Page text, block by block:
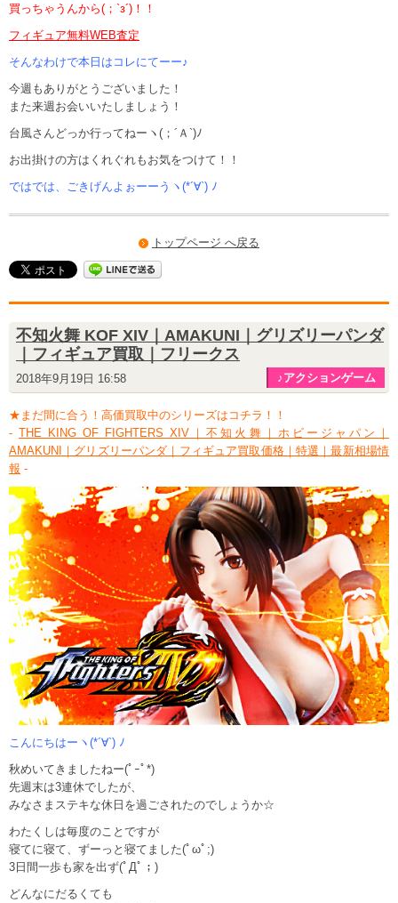
買っちゃうんから(；`з´)！！
フィギュア無料WEB査定
そんなわけで本日はコレにてーー♪
今週もありがとうございました！
また来週お会いいたしましょう！
台風さんどっか行ってねーヽ(；´Ａ`)ﾉ
お出掛けの方はくれぐれもお気をつけて！！
ではでは、ごきげんよぉーーうヽ(*´∀`) ﾉ
トップページ へ戻る
不知火舞 KOF XIV｜AMAKUNI｜グリズリーパンダ
｜フィギュア買取｜フリークス
2018年9月19日 16:58 ♪アクションゲーム
★まだ間に合う！高価買取中のシリーズはコチラ！！
-THE KING OF FIGHTERS XIV｜不知火舞｜ホビージャパン｜
AMAKUNI｜グリズリーパンダ｜フィギュア買取価格｜特選｜最新相場情
報 -
こんにちはーヽ(*´∀`) ﾉ
秋めいてきましたねー(ﾟｰﾟ*)
先週末は3連休でしたが、
みなさまステキな休日を過ごされたのでしょうか☆
わたくしは毎度のことですが
寝てに寝て、ずーっと寝てました(ﾟωﾟ;)
3日間一歩も家を出ず(ﾟДﾟ；)
どんなにだるくても